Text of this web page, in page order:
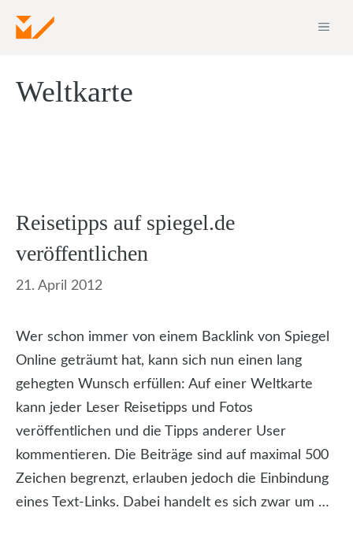
Inhalt
Weltkarte
Reisetipps auf spiegel.de
veröffentlichen
21. April 2012
Wer schon immer von einem Backlink von Spiegel
Online geträumt hat, kann sich nun einen lang
gehegten Wunsch erfüllen: Auf einer Weltkarte
kann jeder Leser Reisetipps und Fotos
veröffentlichen und die Tipps anderer User
kommentieren. Die Beiträge sind auf maximal 500
Zeichen begrenzt, erlauben jedoch die Einbindung
eines Text-Links. Dabei handelt es sich zwar um …